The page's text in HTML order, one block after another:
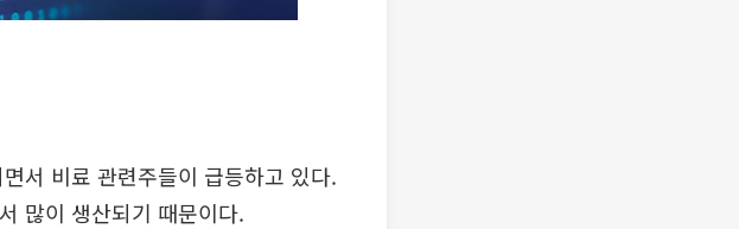
서 비료 관련주들이 급등하고 있다.
많이 생산되기 때문이다.